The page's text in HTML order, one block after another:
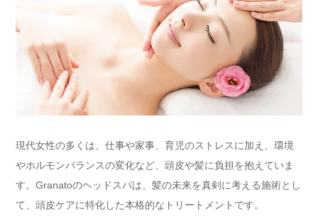
現代女性の多くは、仕事や家事、育児のストレスに加え、環境
やホルモンバランスの変化など、頭皮や髪に負担を抱えていま
す。Granatoのヘッドスパは、髪の未来を真剣に考える施術とし
て、頭皮ケアに特化した本格的なトリートメントです。